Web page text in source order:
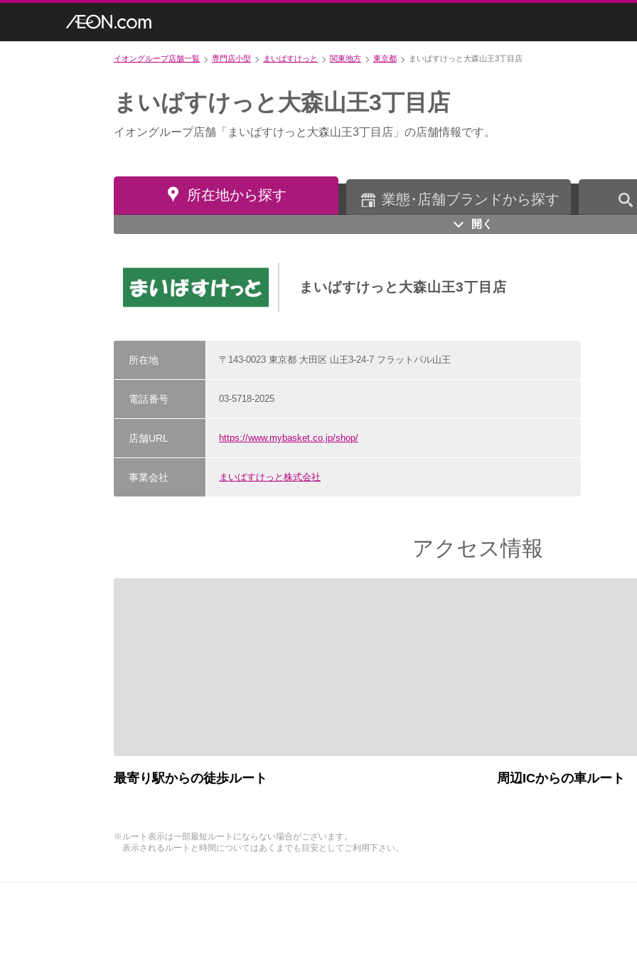
イオングループ店舗一覧 専門店小型 まいばすけっと 関東地方 東京都 まいばすけっと大森山王3丁目店
まいばすけっと大森山王3丁目店
イオングループ店舗「まいばすけっと大森山王3丁目店」の店舗情報です。
所在地から探す 業態・ 店舗ブランドから探す
開く
まいばすけっと大森山王3丁目店
所在地 〒143-0023 東京都 大田区 山王3-24-7 フラットパル山王
電話番号 03-5718-2025
店舗URL https://www.mybasket.co.jp/shop/
事業会社 まいばすけっと株式会社
アクセス情報
最寄り駅からの徒歩ルート 周辺ICからの車ルート
※ルート表示は一部最短ルートにならない場合がございます。
表示されるルートと時間についてはあくまでも目安としてご利用下さい。